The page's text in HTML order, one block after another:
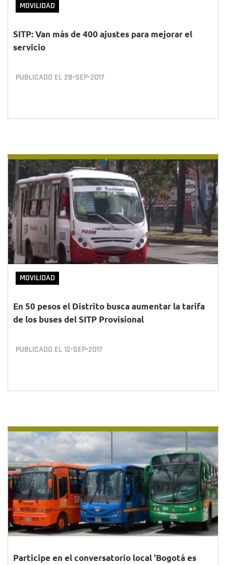
MOVILIDAD
SITP: Van más de 400 ajustes para mejorar el
servicio
PUBLICADO EL 28•SEP•2017
MOVILIDAD
En 50 pesos el Distrito busca aumentar la tarifa
de los buses del SITP Provisional
PUBLICADO EL12•SEP•2017
Participe en el conversatorio local 'Bogotá es